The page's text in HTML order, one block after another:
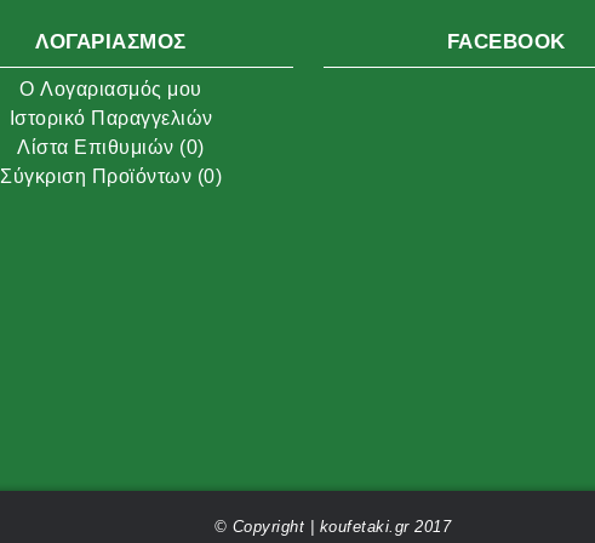
ΛΟΓΑΡΙΑΣΜΌΣ
O Λογαριασμός μου
Ιστορικό Παραγγελιών
Λίστα Επιθυμιών (0)
Σύγκριση Προϊόντων (0)
FACEBOOK
© Copyright | koufetaki.gr 2017